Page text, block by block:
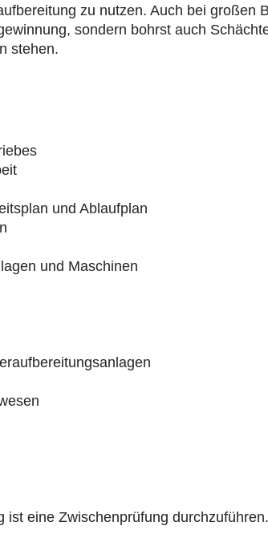
zu nutzen. Auch bei großen
sondern bohrst auch
stehen.
und Ablaufplan
und Maschinen
ist eine Zwischenprüfung